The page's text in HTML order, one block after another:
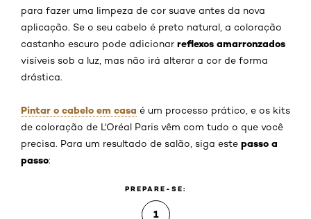
para fazer uma limpeza de cor suave antes da nova
aplicação. Se o seu cabelo é preto natural, a coloração
castanho escuro pode adicionar reflexos amarronzados
visíveis sob a luz, mas não irá alterar a cor de forma
drástica.
Pintar o cabelo em casa é um processo prático, e os kits
de coloração de L'Oréal Paris vêm com tudo o que você
precisa. Para um resultado de salão, siga este passo a
passo:
PREPARE-SE:
1